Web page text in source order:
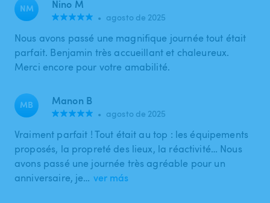
NM Nino M
• agosto de 2025
Nous avons passé une magnifique journée tout était
parfait. Benjamin très accueillant et chaleureux.
Merci encore pour votre amabilité.
MB Manon B
• agosto de 2025
Vraiment parfait ! Tout était au top : les équipements
proposés, la propreté des lieux, la réactivité… Nous
avons passé une journée très agréable pour un
anniversaire, je… ver más